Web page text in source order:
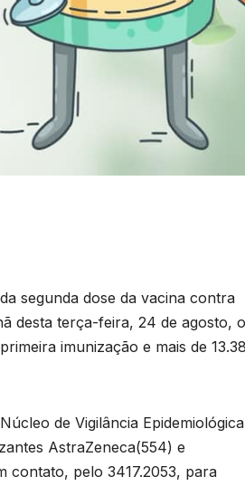
segunda dose da vacina contra
desta terça-feira, 24 de agosto, o
imunização e mais de
de Vigilância
AstraZeneca(554) e
contato, pelo 3417.2053, para